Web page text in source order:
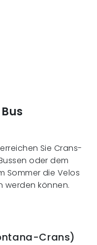
Sie Crans-
oder dem
Sommer die Velos
werden können.
Crans)